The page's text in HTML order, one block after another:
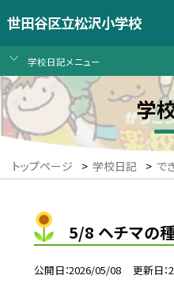
世田谷区立松沢小学校
学校日記メニュー
学
トップページ > 学校日記 > で
5/8 ヘチマの
公開日 2026/05/08 更新日